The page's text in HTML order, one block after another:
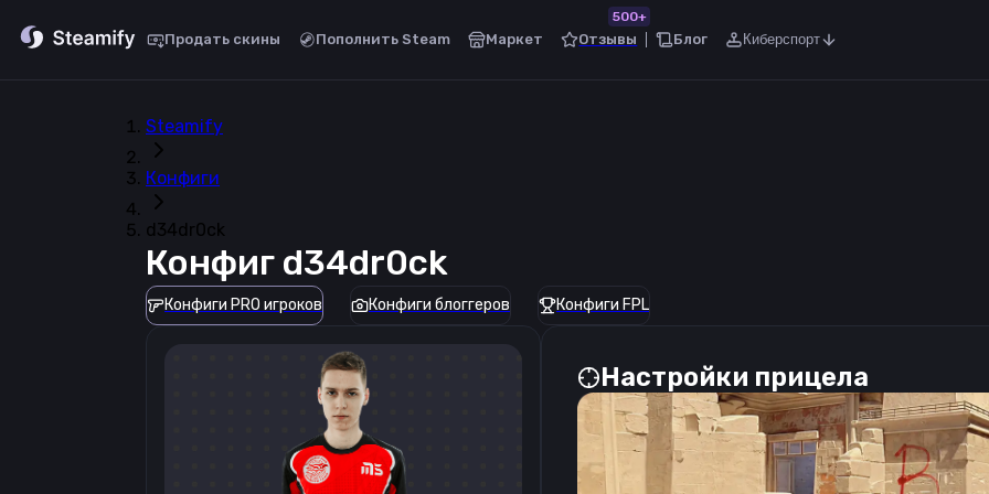
Продать скины Пополнить Steam Маркет Отзывы
500+
Блог Киберспорт
Steamify
Конфиги
d34dr0ck
Конфиг d34dr0ck
Конфиги PRO игроков Конфиги блоггеров Конфиги FPL
Настройки прицела